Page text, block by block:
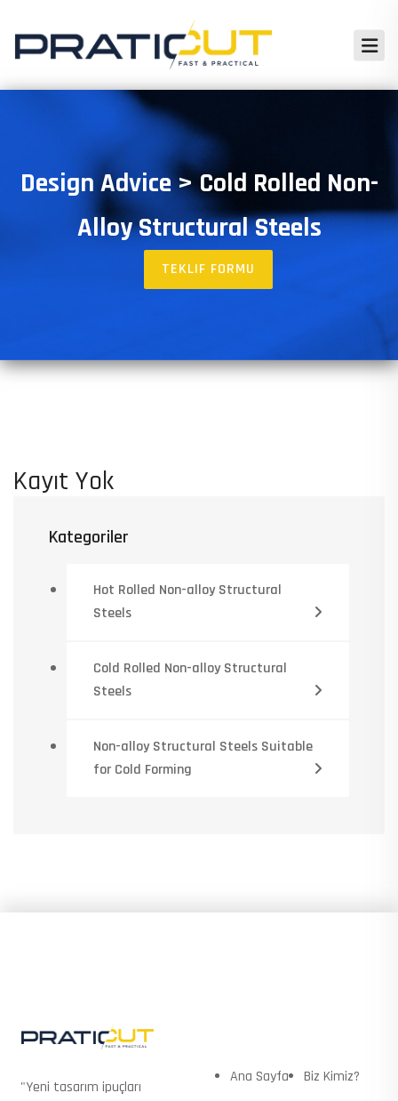
Design Advice > Cold Rolled Non-
Alloy Structural Steels
TEKLIF FORMU
Kayıt Yok
Kategoriler
Hot Rolled Non-alloy Structural
Steels
Cold Rolled Non-alloy Structural
Steels
Non-alloy Structural Steels Suitable
for Cold Forming
"Yeni tasarım ipuçları
Ana Sayfa
Biz Kimiz?